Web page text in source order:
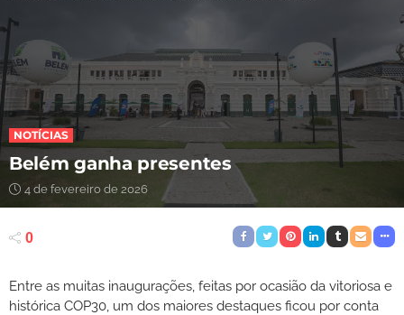
NOTÍCIAS
Belém ganha presentes
4 de fevereiro de 2026
0
Entre as muitas inaugurações, feitas por ocasião da vitoriosa e
histórica COP30, um dos maiores destaques ficou por conta